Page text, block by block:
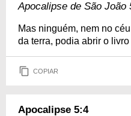
Apocalipse de São João
Mas ninguém, nem no
da terra, podia abrir o
COPIAR
Apocalipse 5:4